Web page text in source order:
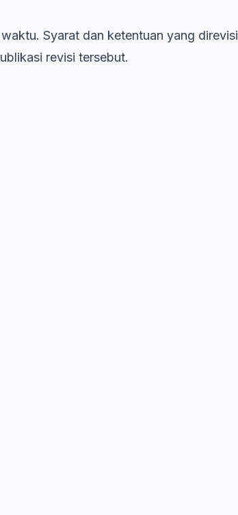
Syarat dan ketentuan yang direvisi
revisi tersebut.